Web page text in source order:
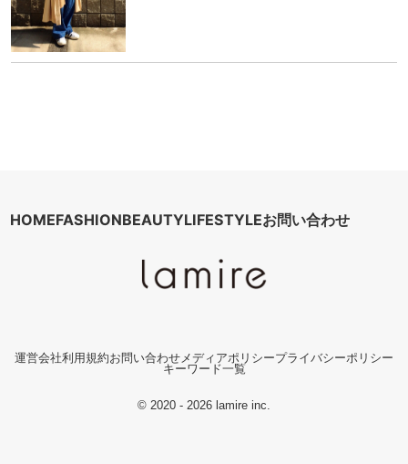
HOMEFASHIONBEAUTYLIFESTYLEお問い合わせ
運営会社利用規約お問い合わせ メディアポリシープライバシーポリシー
キーワード一覧
© 2020 - 2026 lamire inc.